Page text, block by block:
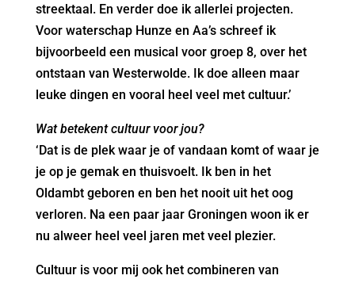
streektaal. En verder doe ik allerlei projecten.
Voor waterschap Hunze en Aa’s schreef ik
bijvoorbeeld een musical voor groep 8, over het
ontstaan van Westerwolde. Ik doe alleen maar
leuke dingen en vooral heel veel met cultuur.’
Wat betekent cultuur voor jou?
‘Dat is de plek waar je of vandaan komt of waar je
je op je gemak en thuisvoelt. Ik ben in het
Oldambt geboren en ben het nooit uit het oog
verloren. Na een paar jaar Groningen woon ik er
nu alweer heel veel jaren met veel plezier.
Cultuur is voor mij ook het combineren van